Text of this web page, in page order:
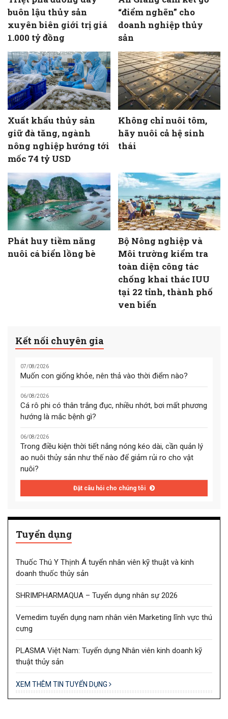
buôn lậu thủy sản
xuyên biên giới trị giá
1.000 tỷ đồng
“điểm nghẽn” cho
doanh nghiệp thủy
sản
Xuất khẩu thủy sản
giữ đà tăng, ngành
nông nghiệp hướng tới
mốc 74 tỷ USD
Không chỉ nuôi tôm,
hãy nuôi cả hệ sinh
thái
Phát huy tiềm năng
nuôi cá biển lồng bè
Bộ Nông nghiệp và
Môi trường kiểm tra
toàn diện công tác
chống khai thác IUU
tại 22 tỉnh, thành phố
ven biển
Kết nối chuyên gia
07/08/2026
Muốn con giống khỏe, nên thả vào thời điểm nào?
06/08/2026
Cá rô phi có thân trắng đục, nhiều nhớt, bơi mất phương
hướng là mắc bệnh gì?
06/08/2026
Trong điều kiện thời tiết nắng nóng kéo dài, cần quản lý
ao nuôi thủy sản như thế nào để giảm rủi ro cho vật
nuôi?
Đặt câu hỏi cho chúng tôi
Tuyển dụng
Thuốc Thú Y Thịnh Á tuyển nhân viên kỹ thuật và kinh
doanh thuốc thủy sản
SHRIMPHARMAQUA – Tuyển dụng nhân sự 2026
Vemedim tuyển dụng nam nhân viên Marketing lĩnh vực thú
cưng
PLASMA Việt Nam: Tuyển dụng Nhân viên kinh doanh kỹ
thuật thủy sản
XEM THÊM TIN TUYỂN DỤNG